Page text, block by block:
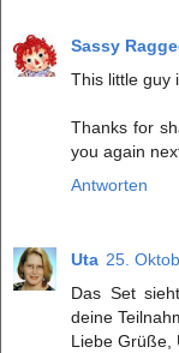
Sassy
This little guy
Thanks for
you again
Antworten
Uta 25.
Das Set
deine
Liebe Grüße,